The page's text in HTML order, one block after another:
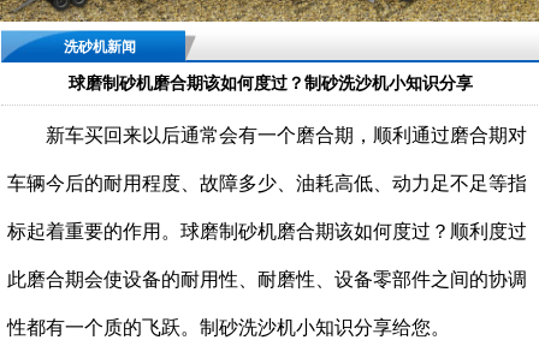
洗砂机新闻
球磨制砂机磨合期该如何度过？制砂洗沙机小知识分享
新车买回来以后通常会有一个磨合期，顺利通过磨合期对
车辆今后的耐用程度、故障多少、油耗高低、动力足不足等指
标起着重要的作用。球磨制砂机磨合期该如何度过？顺利度过
此磨合期会使设备的耐用性、耐磨性、设备零部件之间的协调
性都有一个质的飞跃。制砂洗沙机小知识分享给您。